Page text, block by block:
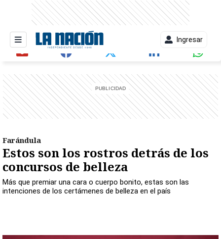
Ingresar
Farándula
Estos son los rostros detrás de los
concursos de belleza
Más que premiar una cara o cuerpo bonito, estas son las
intenciones de los certámenes de belleza en el país